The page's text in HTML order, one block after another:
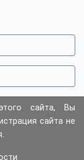
сайта, Вы
сайта не